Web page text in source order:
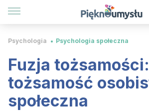
Psychologia Psychologia społeczna
Fuzja tożsamości:
tożsamość
społeczna